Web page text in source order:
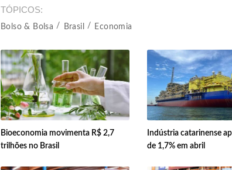
TÓPICOS
Bolso & Bolsa Brasil Economia
Bioeconomia movimenta R$ 2,7
trilhões no Brasil
Indústria catarinense
de 1,7% em abril